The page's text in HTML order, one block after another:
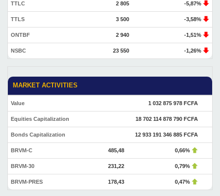
TTLC 2 805 -5,87%
TTLS 3 500 -3,58%
ONTBF 2 940 -1,51%
NSBC 23 550 -1,26%
MARKET ACTIVITIES
Value 1 032 875 978 FCFA
Equities Capitalization 18 702 114 878 790 FCFA
Bonds Capitalization 12 933 191 346 885 FCFA
BRVM-C 485,48 0,66%
BRVM-30 231,22 0,79%
BRVM-PRES 178,43 0,47%